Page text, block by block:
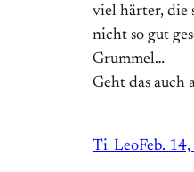
viel härter, die
nicht so gut
Grummel…
Geht das auch
Ti_LeoFeb.